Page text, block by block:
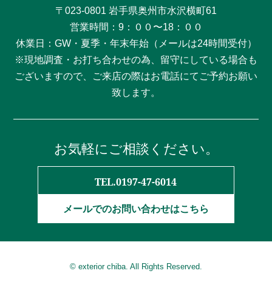
〒023-0801 岩手県奥州市水沢横町61
営業時間：9：００〜18：００
休業日：GW・夏季・年末年始（メールは24時間受付）
※現地調査・お打ち合わせの為、留守にしている場合も
ございますので、ご来店の際はお電話にてご予約お願い
致します。
お気軽にご相談ください。
TEL.0197-47-6014
メールでのお問い合わせはこちら
© exterior chiba. All Rights Reserved.